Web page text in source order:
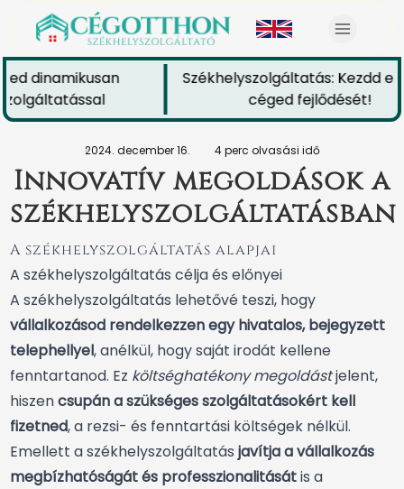
dinamikusan
Székhelyszolgáltatás: Kezdd el
céged fejlődését!
2024. december 16. 4 perc olvasási idő
Innovatív megoldások a
székhelyszolgáltatásban
A székhelyszolgáltatás alapjai
A székhelyszolgáltatás célja és előnyei
A székhelyszolgáltatás lehetővé teszi, hogy
vállalkozásod rendelkezzen egy hivatalos, bejegyzett
telephellyel, anélkül, hogy saját irodát kellene
fenntartanod. Ez költséghatékony megoldástjelent,
hiszencsupán a szükséges szolgáltatásokért kell
fizetned, a rezsi- és fenntartási költségek nélkül.
Emellett a székhelyszolgáltatás javítja a vállalkozás
megbízhatóságát és professzionalitásátis a